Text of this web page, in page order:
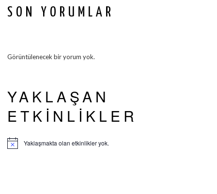
SON YORUMLAR
Görüntülenecek bir yorum yok.
YAKLAŞAN
ETKINLIKLER
Yaklaşmakta olan etkinlikler yok.